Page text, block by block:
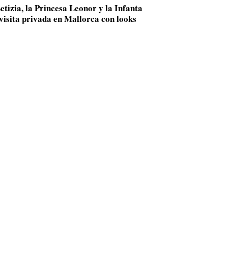
la Princesa Leonor y la Infanta
privada en Mallorca con looks